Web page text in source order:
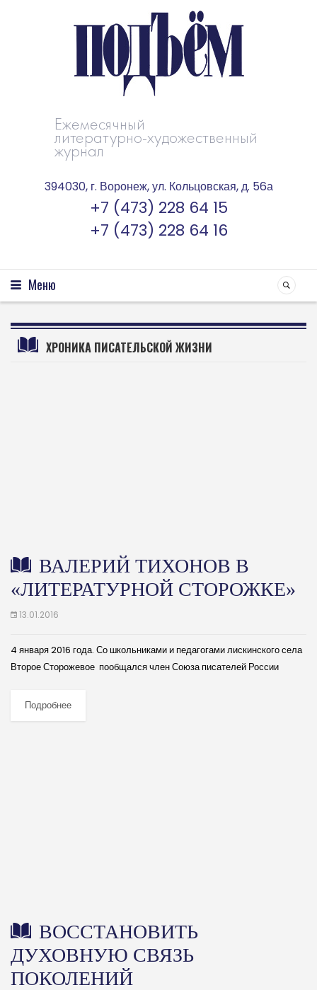
Ежемесячный
литературно-художественный
журнал
394030, г. Воронеж, ул. Кольцовская, д. 56а
+7 (473) 228 64 15
+7 (473) 228 64 16
Меню
ХРОНИКА ПИСАТЕЛЬСКОЙ ЖИЗНИ
ВАЛЕРИЙ ТИХОНОВ В
«ЛИТЕРАТУРНОЙ СТОРОЖКЕ»
13.01.2016
4 января 2016 года. Со школьниками и педагогами лискинского села
Второе Сторожевое пообщался член Союза писателей России
есть даже своё арт-кафе...
Подробнее
ВОССТАНОВИТЬ
ДУХОВНУЮ СВЯЗЬ
ПОКОЛЕНИЙ